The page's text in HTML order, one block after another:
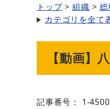
トップ 組織
カテゴリを全て
【動画】
記事番号： 1-4500